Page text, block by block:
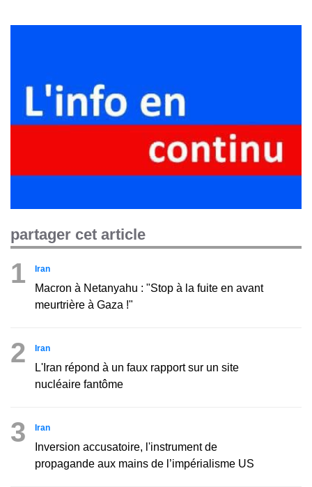
partager cet article
1 Iran
Macron à Netanyahu : "Stop à la fuite en avant
meurtrière à Gaza !"
2 Iran
L'Iran répond à un faux rapport sur un site
nucléaire fantôme
3 Iran
Inversion accusatoire, l'instrument de
propagande aux mains de l’impérialisme US